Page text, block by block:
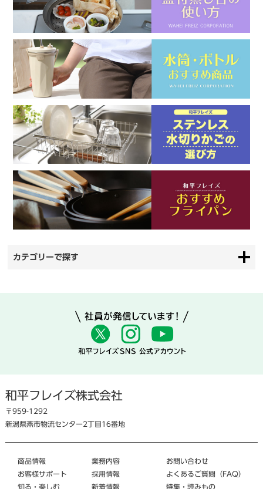
カテゴリーで探す
和平フレイズ株式会社
〒959-1292
新潟県燕市物流センター2丁目16番地
商品情報
お客様サポート
知る・楽しむ
業務内容
採用情報
新着情報
お問い合わせ
よくあるご質問（FAQ）
特集・読みもの